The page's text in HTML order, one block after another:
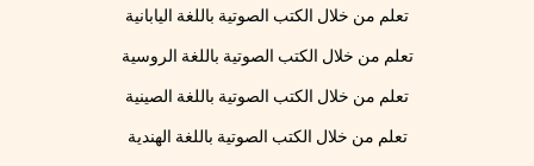
تعلم من خلال الكتب الصوتية باللغة اليابانية
تعلم من خلال الكتب الصوتية باللغة الروسية
تعلم من خلال الكتب الصوتية باللغة الصينية
تعلم من خلال الكتب الصوتية باللغة الهندية